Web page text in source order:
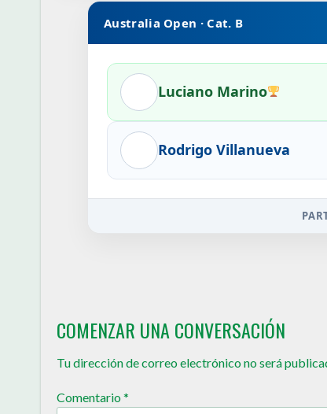
Australia Open · Cat. B
Luciano Marino
Rodrigo Villanueva
COMENZAR UNA CONVERSACIÓN
Tu dirección de correo electrónico no será
Comentario*